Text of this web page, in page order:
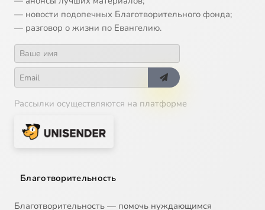
— новости подопечных Благотворительного фонда;
— разговор о жизни по Евангелию.
Рассылки осуществляются на платформе
Благотворительность
Благотворительность — помочь нуждающимся